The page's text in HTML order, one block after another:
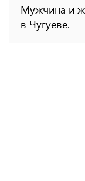
Мужчина и
в Чугуеве.